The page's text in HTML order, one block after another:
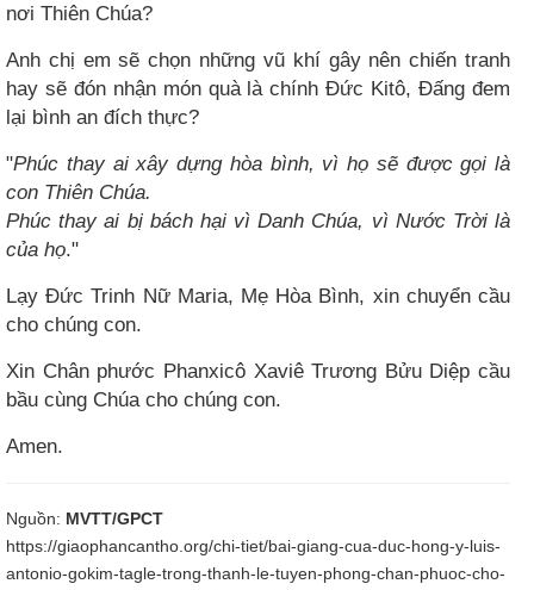
nơi Thiên Chúa?
Anh chị em sẽ chọn những vũ khí gây nên chiến tranh
hay sẽ đón nhận món quà là chính Đức Kitô, Đấng đem
lại bình an đích thực?
"Phúc thay ai xây dựng hòa bình, vì họ sẽ được gọi là
con Thiên Chúa.
Phúc thay ai bị bách hại vì Danh Chúa, vì Nước Trời là
của họ."
Lạy Đức Trinh Nữ Maria, Mẹ Hòa Bình, xin chuyển cầu
cho chúng con.
Xin Chân phước Phanxicô Xaviê Trương Bửu Diệp cầu
bầu cùng Chúa cho chúng con.
Amen.
Nguồn: MVTT/GPCT
https://giaophancantho.org/chi-tiet/bai-giang-cua-duc-hong-y-luis-
antonio-gokim-tagle-trong-thanh-le-tuyen-phong-chan-phuoc-cho-